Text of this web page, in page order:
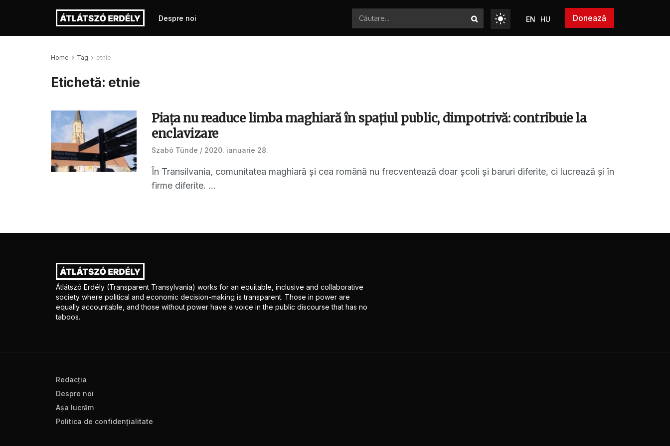
Despre noi EN HU Donează
Home Tag etnie
Etichetă: etnie
Piața nu readuce limba maghiară în spațiul public, dimpotrivă: contribuie la
enclavizare
Szabó Tünde 2020. ianuarie 28.
În Transilvania, comunitatea maghiară și cea română nu frecventează doar școli și baruri diferite, ci lucrează și în
firme diferite. ...
Átlátszó Erdély (Transparent Transylvania) works for an equitable, inclusive and collaborative
society where political and economic decision-making is transparent. Those in power are
equally accountable, and those without power have a voice in the public discourse that has no
taboos.
Redacţia
Despre noi
Aşa lucrăm
Politica de confidenţialitate